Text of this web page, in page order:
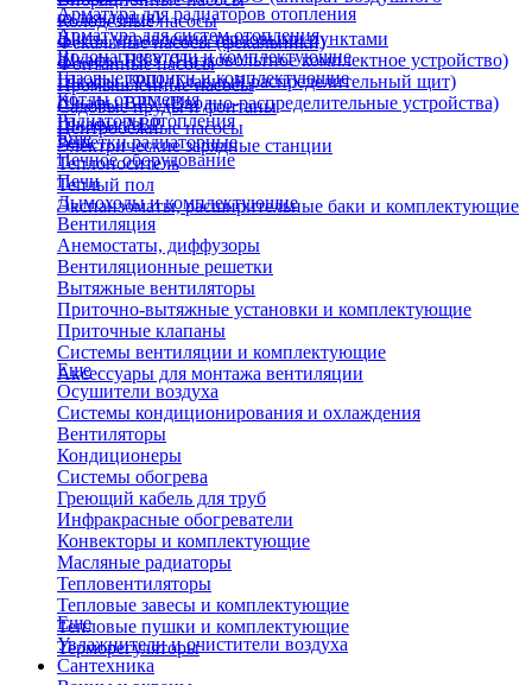
Колодезные насосы
Фекальные насосы (фекальники)
Фонтанные насосы
Промышленные насосы
Садовые пруды и фонтаны
Центробежные насосы
охлаждения)
Щиты управления тепловыми пунктами
Шкафы НКУ (Низковольтное комплектное устройство)
Шкафы ГРЩ (Главный распределительный щит)
Шкафы ВРУ (Вводно-распределительные устройства)
Шкафы АВР
Электрические зарядные станции
Арматура для радиаторов отопления
Арматура для систем отопления
Водонагреватели и комплектующие
Газовые колонки и комплектующие
Котлы отопления
Радиаторы отопления
Решетки радиаторные
Теплоноситель
Теплый пол
Экспанзоматы, расширительные баки и комплектующие
Еще
Печное оборудование
Печи
Дымоходы и комплектующие
Вентиляция
Анемостаты, диффузоры
Вентиляционные решетки
Вытяжные вентиляторы
Приточно-вытяжные установки и комплектующие
Приточные клапаны
Системы вентиляции и комплектующие
Аксессуары для монтажа вентиляции
Еще
Осушители воздуха
Системы кондиционирования и охлаждения
Вентиляторы
Кондиционеры
Системы обогрева
Греющий кабель для труб
Инфракрасные обогреватели
Конвекторы и комплектующие
Масляные радиаторы
Тепловентиляторы
Тепловые завесы и комплектующие
Тепловые пушки и комплектующие
Терморегуляторы
Еще
Увлажнители и очистители воздуха
Сантехника